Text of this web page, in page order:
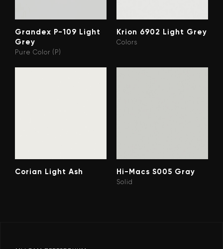
Grandex P-109 Light
Grey
Pure Color (P)
Krion 6902 Light Grey
Colors
Corian Light Ash Hi-Macs S005 Gray
Solid